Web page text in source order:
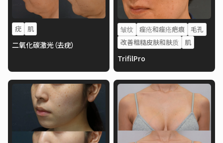
疣 肌
二氧化碳激光（去疣）
皱纹 痤疮和痤疮疤痕
毛孔
改善粗糙皮肤和肤质
肌
TrifilPro